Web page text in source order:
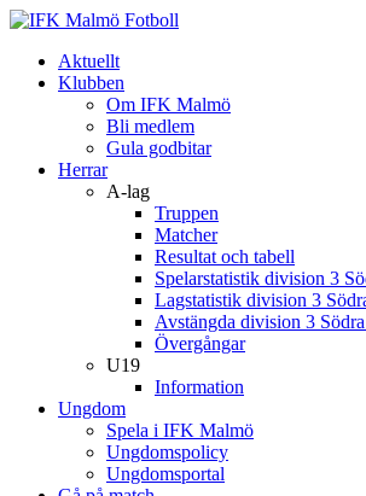
Aktuellt
Klubben
Om IFK Malmö
Bli medlem
Gula godbitar
Herrar
A-lag
Truppen
Matcher
Resultat och tabell
Spelarstatistik division 3
Lagstatistik division 3
Avstängda division 3
Övergångar
U19
Information
Ungdom
Spela i IFK Malmö
Ungdomspolicy
Ungdomsportal